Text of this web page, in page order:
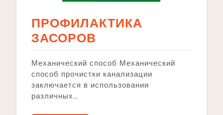
ПРОФИЛАКТИКА
ЗАСОРОВ
Механический способ Механический
способ прочистки канализации
заключается в использовании
различных…